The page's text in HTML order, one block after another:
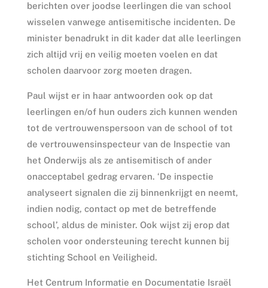
berichten over joodse leerlingen die van school
wisselen vanwege antisemitische incidenten. De
minister benadrukt in dit kader dat alle leerlingen
zich altijd vrij en veilig moeten voelen en dat
scholen daarvoor zorg moeten dragen.
Paul wijst er in haar antwoorden ook op dat
leerlingen en/of hun ouders zich kunnen wenden
tot de vertrouwenspersoon van de school of tot
de vertrouwensinspecteur van de Inspectie van
het Onderwijs als ze antisemitisch of ander
onacceptabel gedrag ervaren. ‘De inspectie
analyseert signalen die zij binnenkrijgt en neemt,
indien nodig, contact op met de betreffende
school’, aldus de minister. Ook wijst zij erop dat
scholen voor ondersteuning terecht kunnen bij
stichting School en Veiligheid.
Het Centrum Informatie en Documentatie Israël